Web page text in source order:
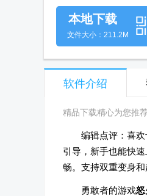
本地下载
文件大小：211.2M
软件介绍
精品下载精心为您推荐
编辑点评：喜
引导，新手也能快
畅。支持双重变身
勇敢者的游戏怒